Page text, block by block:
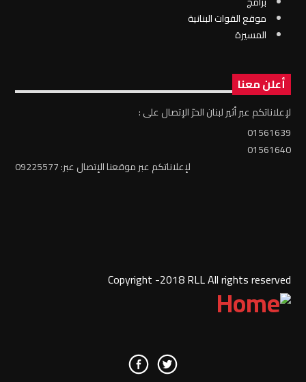
موقع القوات البنانية
المسيرة
أعلن معنا
لإعلاناتكم عبر أثير لبنان الحرّ الإتصال على :
01561639
01561640
لإعلاناتكم عبر موقعنا الإتصال عبر: 09225577
Copyright -2018 RLL All rights reserved